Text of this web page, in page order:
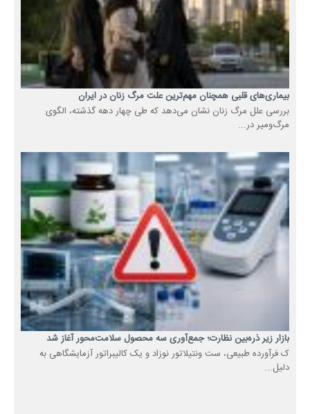
بیماری‌های قلبی همچنان مهم‌ترین علت مرگ زنان در ایران
بررسی علل مرگ زنان نشان می‌دهد که طی چهار دهه گذشته، الگوی
مرگ‌ومیر در...
بازار زیر ذره‌بین نظارت؛ جمع‌آوری سه محصول سلامت‌محور آغاز شد
ک فرآورده طبیعی، ست ونتیلاتور نوزاد و یک کالیبراتور آزمایشگاهی به
دلیل...